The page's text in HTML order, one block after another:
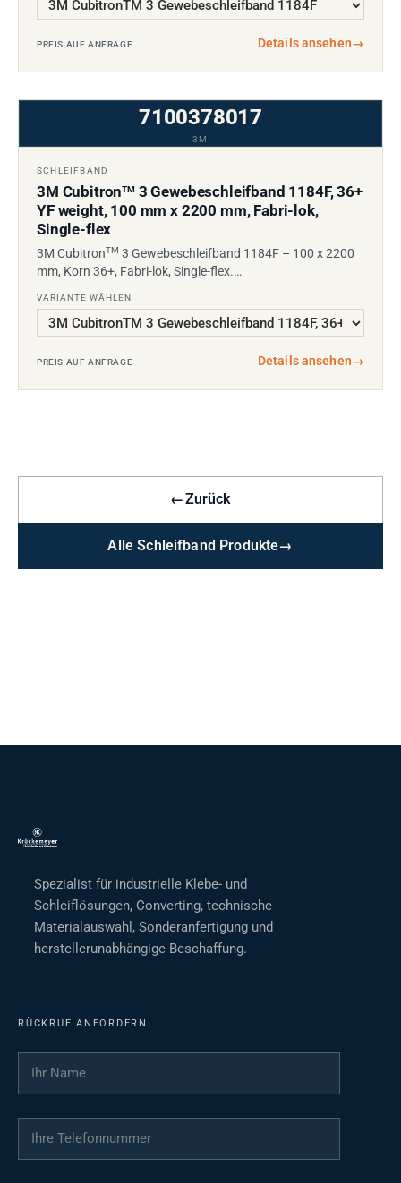
PREIS AUF ANFRAGE Details ansehen→
7100378017
3M
SCHLEIFBAND
3M CubitronTM3 Gewebeschleifband 1184F, 36+
YF weight, 100 mm x 2200 mm, Fabri-lok,
Single-flex
3M CubitronTM 3 Gewebeschleifband 1184F – 100 x 2200
mm, Korn 36+, Fabri-lok, Single-flex.…
VARIANTE WÄHLEN
PREIS AUF ANFRAGE Details ansehen→
←Zurück
Alle Schleifband Produkte→
Spezialist für industrielle Klebe- und
Schleiflösungen, Converting, technische
Materialauswahl, Sonderanfertigung und
herstellerunabhängige Beschaffung.
RÜCKRUF ANFORDERN
Ihr Name
Ihre Telefonnummer